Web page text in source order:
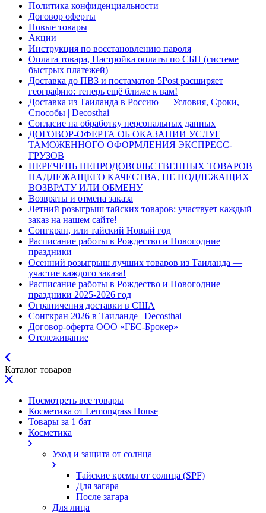
Политика конфиденциальности
Договор оферты
Новые товары
Акции
Инструкция по восстановлению пароля
Оплата товара, Настройка оплаты по СБП (системе
быстрых платежей)
Доставка до ПВЗ и постаматов 5Post расширяет
географию: теперь ещё ближе к вам!
Доставка из Таиланда в Россию — Условия, Сроки,
Способы | Decosthai
Согласие на обработку персональных данных
ДОГОВОР-ОФЕРТА ОБ ОКАЗАНИИ УСЛУГ
ТАМОЖЕННОГО ОФОРМЛЕНИЯ ЭКСПРЕСС-
ГРУЗОВ
ПЕРЕЧЕНЬ НЕПРОДОВОЛЬСТВЕННЫХ ТОВАРОВ
НАДЛЕЖАЩЕГО КАЧЕСТВА, НЕ ПОДЛЕЖАЩИХ
ВОЗВРАТУ ИЛИ ОБМЕНУ
Возвраты и отмена заказа
Летний розыгрыш тайских товаров: участвует каждый
заказ на нашем сайте!
Сонгкран, или тайский Новый год
Расписание работы в Рождество и Новогодние
праздники
Осенний розыгрыш лучших товаров из Таиланда —
участие каждого заказа!
Расписание работы в Рождество и Новогодние
праздники 2025-2026 год
Ограничения доставки в США
Сонгкран 2026 в Таиланде | Decosthai
Договор-оферта ООО «ГБС-Брокер»
Отслеживание
Каталог товаров
Посмотреть все товары
Косметика от Lemongrass House
Товары за 1 бат
Косметика
Уход и защита от солнца
Тайские кремы от солнца (SPF)
Для загара
После загара
Для лица